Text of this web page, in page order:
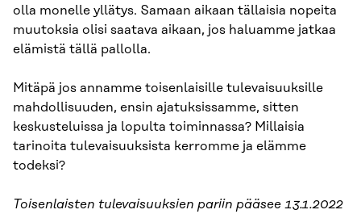
olla monelle yllätys. Samaan aikaan tällaisia nopeita
muutoksia olisi saatava aikaan, jos haluamme jatkaa
elämistä tällä pallolla.
Mitäpä jos annamme toisenlaisille tulevaisuuksille
mahdollisuuden, ensin ajatuksissamme, sitten
keskusteluissa ja lopulta toiminnassa? Millaisia
tarinoita tulevaisuuksista kerromme ja elämme
todeksi?
Toisenlaisten tulevaisuuksien pariin pääsee 13.1.2022